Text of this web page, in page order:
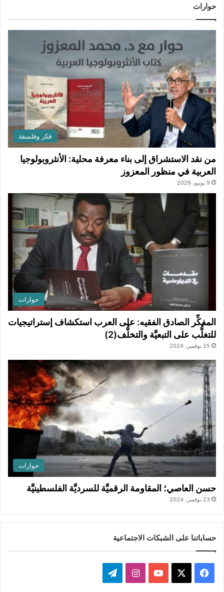
حوارات
فكر وفلسفة
من نقد الاستشراق إلى بناء معرفة محلية: الأنثروبولوجيا
العربية في منظور المعزوز
9 يونيو، 2026
حوارات
المفكِّر الصادق الفقيه: على العرب استكشاف إستراتيجيات
للتغلُّب على التبعيَّة والتخلُّف(2)
25 نوفمبر، 2024
حوارات
حسن العاصي؛ المقاومة الرقميَّة للسرديَّة الفلسطينيَّة
23 نوفمبر، 2024
حساباتنا على الشبكات الاجتماعية